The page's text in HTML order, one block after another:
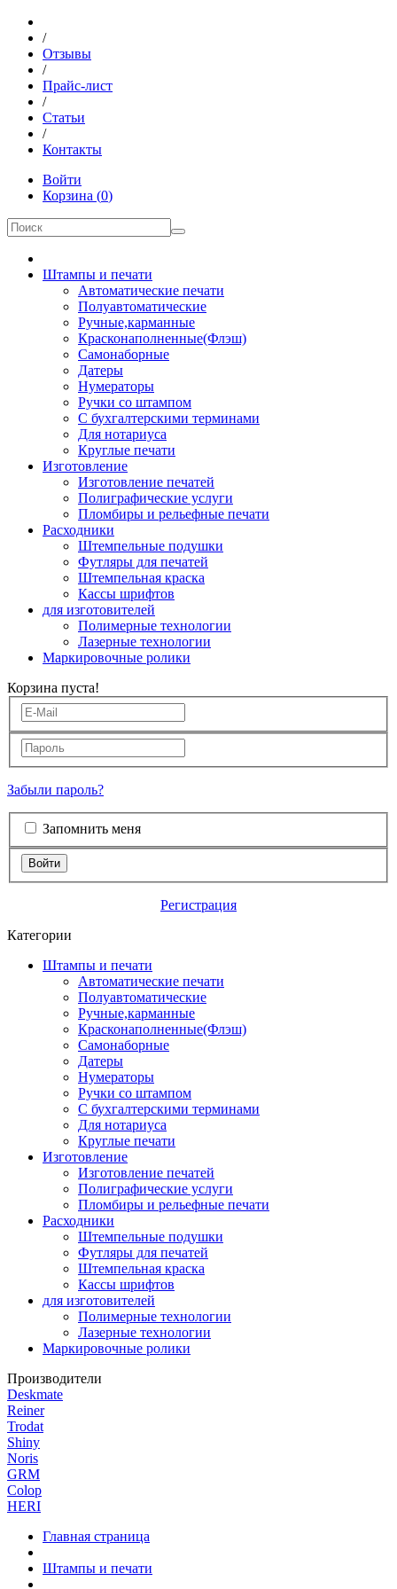
/
Отзывы
/
Прайс-лист
/
Статьи
/
Контакты
Войти
Корзина (0)
Штампы и печати
Автоматические печати
Полуавтоматические
Ручные,карманные
Красконаполненные(Флэш)
Самонаборные
Датеры
Нумераторы
Ручки со штампом
С бухгалтерскими терминами
Для нотариуса
Круглые печати
Изготовление
Изготовление печатей
Полиграфические услуги
Пломбиры и рельефные печати
Расходники
Штемпельные подушки
Футляры для печатей
Штемпельная краска
Кассы шрифтов
для изготовителей
Полимерные технологии
Лазерные технологии
Маркировочные ролики
Корзина пуста!
Забыли пароль?
Запомнить меня
Войти
Регистрация
Категории
Штампы и печати
Автоматические печати
Полуавтоматические
Ручные,карманные
Красконаполненные(Флэш)
Самонаборные
Датеры
Нумераторы
Ручки со штампом
С бухгалтерскими терминами
Для нотариуса
Круглые печати
Изготовление
Изготовление печатей
Полиграфические услуги
Пломбиры и рельефные печати
Расходники
Штемпельные подушки
Футляры для печатей
Штемпельная краска
Кассы шрифтов
для изготовителей
Полимерные технологии
Лазерные технологии
Маркировочные ролики
Производители
Deskmate
Reiner
Trodat
Shiny
Noris
GRM
Colop
HERI
Главная страница
Штампы и печати